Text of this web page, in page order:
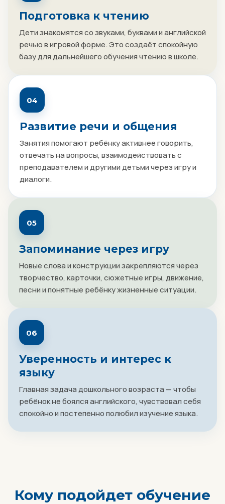
Подготовка к чтению
Дети знакомятся со звуками, буквами и английской
речью в игровой форме. Это создаёт спокойную
базу для дальнейшего обучения чтению в школе.
04
Развитие речи и общения
Занятия помогают ребёнку активнее говорить,
отвечать на вопросы, взаимодействовать с
преподавателем и другими детьми через игру и
диалоги.
05
Запоминание через игру
Новые слова и конструкции закрепляются через
творчество, карточки, сюжетные игры, движение,
песни и понятные ребёнку жизненные ситуации.
06
Уверенность и интерес к
языку
Главная задача дошкольного возраста — чтобы
ребёнок не боялся английского, чувствовал себя
спокойно и постепенно полюбил изучение языка.
Кому подойдет обучение